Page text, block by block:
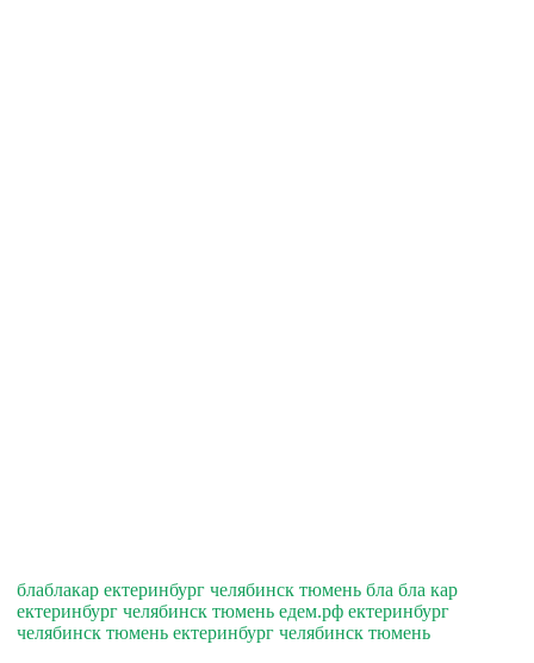
блаблакар ектеринбург челябинск тюмень бла бла кар
ектеринбург челябинск тюмень едем.рф ектеринбург
челябинск тюмень ектеринбург челябинск тюмень